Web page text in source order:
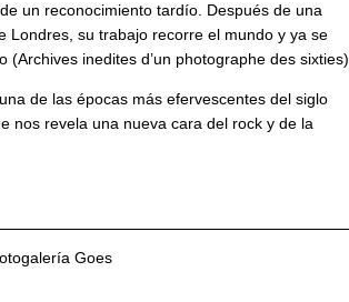
un reconocimiento tardío. Después de una
Londres, su trabajo recorre el mundo y ya se
(Archives inedites d’un photographe des sixties).
de las épocas más efervescentes del siglo
nos revela una nueva cara del rock y de la
Goes